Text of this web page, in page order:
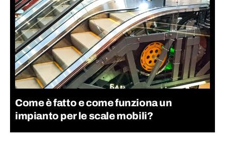
Come è fatto e come funziona un
impianto per le scale mobili?